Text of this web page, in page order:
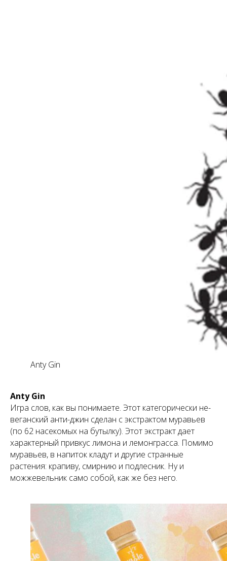
Anty Gin
Anty Gin
Игра слов, как вы понимаете. Этот категорически не-
веганский анти-джин сделан с экстрактом муравьев
(по 62 насекомых на бутылку). Этот экстракт дает
характерный привкус лимона и лемонграсса. Помимо
муравьев, в напиток кладут и другие странные
растения: крапиву, смирнию и подлесник. Ну и
можжевельник само собой, как же без него.